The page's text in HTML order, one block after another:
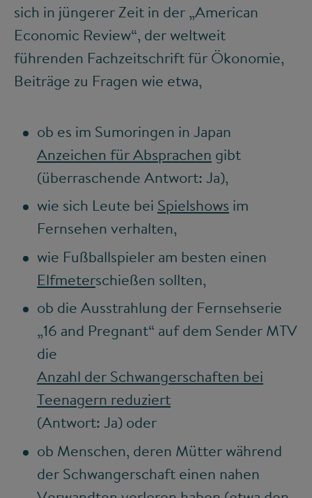
sich in jüngerer Zeit in der „American
Economic Review“, der weltweit
führenden Fachzeitschrift für Ökonomie,
Beiträge zu Fragen wie etwa,
ob es im Sumoringen in Japan
Anzeichen für Absprachen gibt
(überraschende Antwort: Ja),
wie sich Leute bei Spielshows im
Fernsehen verhalten,
wie Fußballspieler am besten einen
Elfmeterschießen sollten,
ob die Ausstrahlung der Fernsehserie
„16 and Pregnant“ auf dem Sender MTV
die
Anzahl der Schwangerschaften bei
Teenagern reduziert
(Antwort: Ja) oder
ob Menschen, deren Mütter während
der Schwangerschaft einen nahen